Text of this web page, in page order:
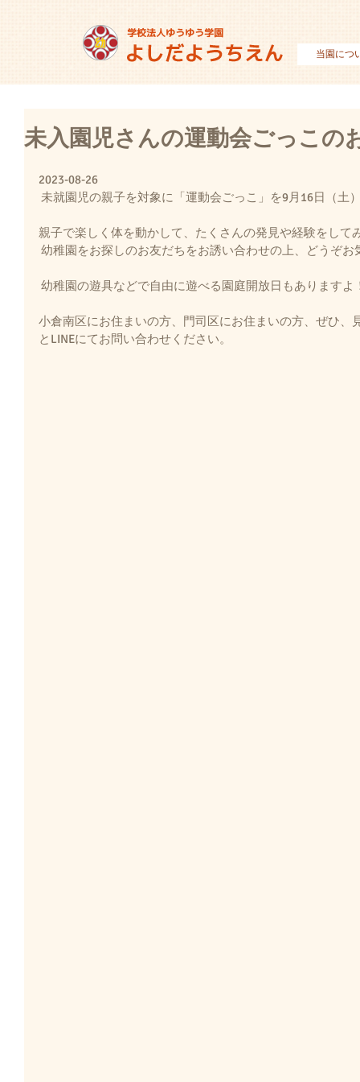
当園につ
未入園児さんの運動会ごっこの
2023-08-26
未就園児の親子を対象に「運動会ごっこ」を9月16日（土
親子で楽しく体を動かして、たくさんの発見や経験をして
幼稚園をお探しのお友だちをお誘い合わせの上、どうぞ
幼稚園の遊具などで自由に遊べる園庭開放日もありますよ
小倉南区にお住まいの方、門司区にお住まいの方、ぜひ、
とLINEにてお問い合わせください。